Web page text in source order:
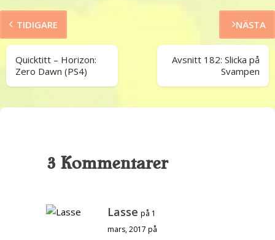
TIDIGARE
Quicktitt – Horizon:
Zero Dawn (PS4)
NÄSTA
Avsnitt 182: Slicka på
Svampen
3 Kommentarer
Lasse på 1
mars, 2017 på